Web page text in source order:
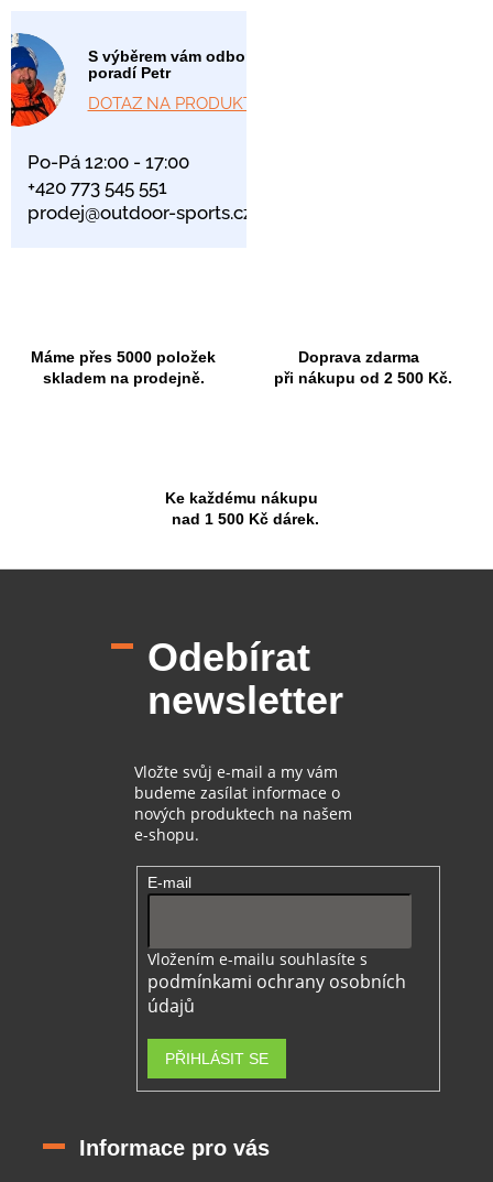
S výběrem vám odborně
poradí Petr
DOTAZ NA PRODUKT
Po-Pá 12:00 - 17:00
+420 773 545 551
prodej@outdoor-sports.cz
Máme přes 5000 položek
skladem na prodejně.
Doprava zdarma
při nákupu od 2 500 Kč.
Ke každému nákupu
nad 1 500 Kč dárek.
Odebírat
newsletter
Vložte svůj e-mail a my vám
budeme zasílat informace o
nových produktech na našem
e-shopu.
E-mail
Vložením e-mailu souhlasíte s
podmínkami ochrany osobních
údajů
PŘIHLÁSIT SE
Informace pro vás